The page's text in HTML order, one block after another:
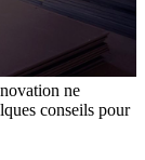
ne
conseils pour